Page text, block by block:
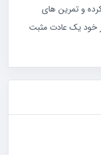
و تمرین های
خود یک عادت مثبت